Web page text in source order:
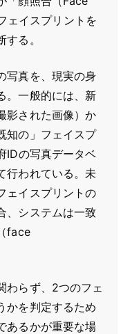
ェイスプリントを
る。
写真を、現実の身
。一般的には、新
影された画像）か
知の」フェイスプ
IDの写真データベ
行われている。未
ェイスプリントの
、システムは一致
face
わらず、2つのフェ
かを判定するため
あるかが重要な場